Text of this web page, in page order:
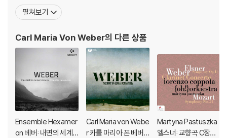
배운 뒤, 1813년 프라하 가극장의 지휘자로서 우수한 오페라를 상연
하였다. 1816년 드레스덴의 가극장 지휘자, 궁정 예배당 지휘자로 활
와는
펼쳐보기
Carl Maria Von Weber의 다른 상품
Ensemble Hexamer
on 베버: 내면의 세계
Carl Maria von Webe
r 카를 마리아 폰 베버 -
Martyna Pastuszka
엘스너: 교향곡 C장조